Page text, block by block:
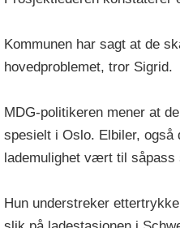
Kommunen har sagt at de
hovedproblemet, tror Sigrid.
MDG-politikeren mener at
spesielt i Oslo. Elbiler, også
lademulighet vært til såpass
Hun understreker